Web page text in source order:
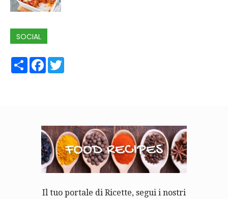
SOCIAL
ShareFacebook
Il tuo portale di Ricette, segui i nostri